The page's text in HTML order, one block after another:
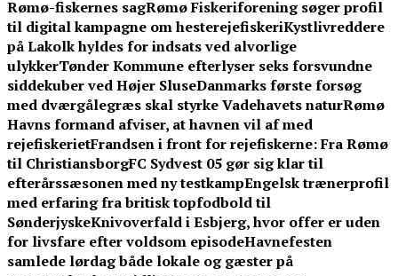
Rømø-fiskernes sagRømø Fiskeriforening søger profil
til digital kampagne om hesterejefiskeriKystlivreddere
på Lakolk hyldes for indsats ved alvorlige
ulykkerTønder Kommune efterlyser seks forsvundne
siddekuber ved Højer SluseDanmarks første forsøg
med dværgålegræs skal styrke Vadehavets naturRømø
Havns formand afviser, at havnen vil af med
rejefiskerietFrandsen i front for rejefiskerne: Fra Rømø
til ChristiansborgFC Sydvest 05 gør sig klar til
efterårssæsonen med ny testkampEngelsk trænerprofil
med erfaring fra britisk topfodbold til
SønderjyskeKnivoverfald i Esbjerg, hvor offer er uden
for livsfare efter voldsom episodeHavnefesten
samlede lørdag både lokale og gæster på